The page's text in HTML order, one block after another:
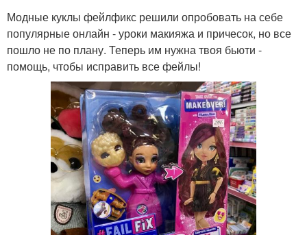
Модные куклы фейлфикс решили опробовать на себе
популярные онлайн - уроки макияжа и причесок, но все
пошло не по плану. Теперь им нужна твоя бьюти -
помощь, чтобы исправить все фейлы!